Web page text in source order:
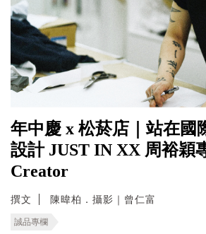
年中慶 x 松菸店｜站在國
設計 JUST IN XX 周裕穎
Creator
撰文 陳暐柏．攝影｜曾仁富
誠品專欄